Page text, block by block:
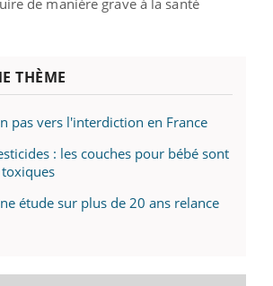
THÈME
pas vers l'interdiction en France
: les couches pour bébé sont
étude sur plus de 20 ans relance